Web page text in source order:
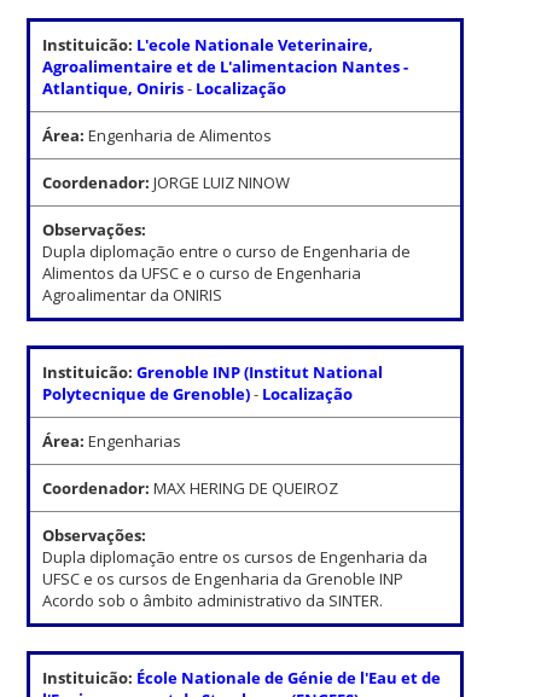
Instituicão: L'ecole Nationale Veterinaire,
Agroalimentaire et de L'alimentacion Nantes -
Atlantique, Oniris- Localização
Área:Engenharia de Alimentos
Coordenador:JORGE LUIZ NINOW
Observações:
Dupla diplomação entre o curso de Engenharia de
Alimentos da UFSC e o curso de Engenharia
Agroalimentar da ONIRIS
Instituicão:Grenoble INP (Institut National
Polytecnique de Grenoble)- Localização
Área:Engenharias
Coordenador:MAX HERING DE QUEIROZ
Observações:
Dupla diplomação entre os cursos de Engenharia da
UFSC e os cursos de Engenharia da Grenoble INP
Acordo sob o âmbito administrativo da SINTER.
Instituicão: École Nationale de Génie de l'Eau et de